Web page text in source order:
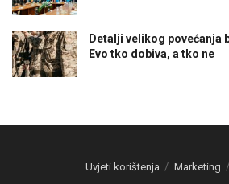
Detalji velikog povećanja
Evo tko dobiva, a tko ne
Uvjeti korištenja Marketing